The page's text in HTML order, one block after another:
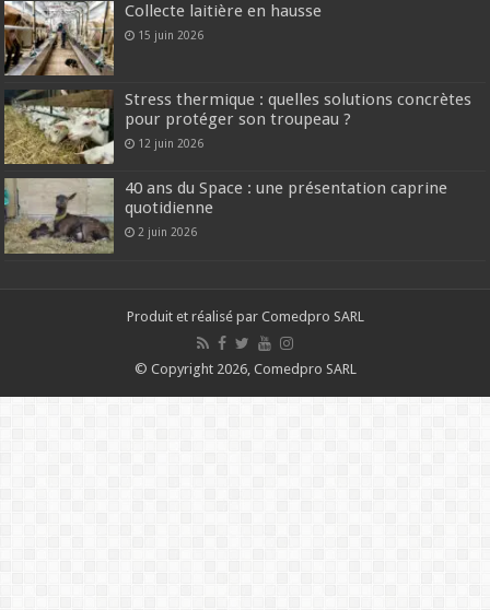
Collecte laitière en hausse
15 juin 2026
Stress thermique : quelles solutions concrètes
pour protéger son troupeau ?
12 juin 2026
40 ans du Space : une présentation caprine
quotidienne
2 juin 2026
Produit et réalisé par Comedpro SARL
© Copyright 2026, Comedpro SARL